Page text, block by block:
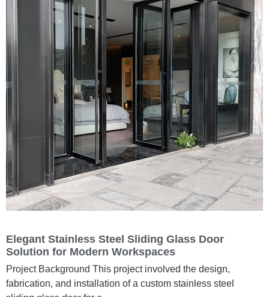
Elegant Stainless Steel Sliding Glass Door
Solution for Modern Workspaces
Project Background This project involved the design,
fabrication, and installation of a custom stainless steel